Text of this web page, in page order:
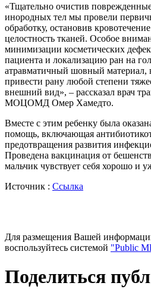
«Тщательно очистив
инородных тел мы провели
обработку, остановив
целостность тканей. Особое
минимизации косметических
пациента и локализацию ран на
атравматичный шовный материал,
привести рану любой степени
внешний вид», – рассказал врач
МОЦОМД Омер Хамедто.
Вместе с этим ребенку была
помощь, включающая
предотвращения развития
Проведена вакцинация от
мальчик чувствует себя хорошо и
Источник : Ссылка
Для размещения Вашей
воспользуйтесь системой "Public
Поделиться